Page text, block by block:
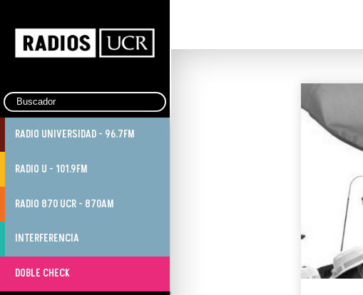
RADIO UNIVERSIDAD - 96.7FM
RADIO U - 101.9FM
RADIO 870 UCR - 870AM
INTERFERENCIA
DOBLE CHECK